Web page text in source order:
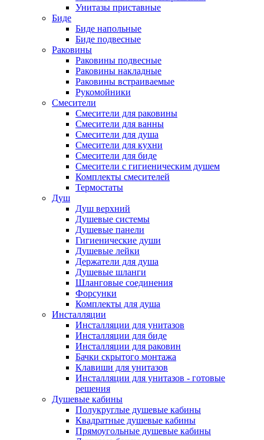
Унитазы приставные
Биде
Биде напольные
Биде подвесные
Раковины
Раковины подвесные
Раковины накладные
Раковины встраиваемые
Рукомойники
Смесители
Смесители для раковины
Смесители для ванны
Смесители для душа
Смесители для кухни
Смесители для биде
Смесители с гигиеническим душем
Комплекты смесителей
Термостаты
Душ
Душ верхний
Душевые системы
Душевые панели
Гигиенические души
Душевые лейки
Держатели для душа
Душевые шланги
Шланговые соединения
Форсунки
Комплекты для душа
Инсталляции
Инсталляции для унитазов
Инсталляции для биде
Инсталляции для раковин
Бачки скрытого монтажа
Клавиши для унитазов
Инсталляции для унитазов - готовые
решения
Душевые кабины
Полукруглые душевые кабины
Квадратные душевые кабины
Прямоугольные душевые кабины